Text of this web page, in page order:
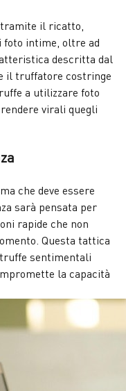
tramite il ricatto,
foto intime, oltre ad
descritta dal
il truffatore costringe
a utilizzare foto
virali quegli
che deve essere
sarà pensata per
rapide che non
Questa tattica
sentimentali
la capacità